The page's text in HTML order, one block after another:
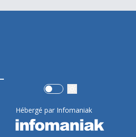
Use setting
Hébergé par Infomaniak